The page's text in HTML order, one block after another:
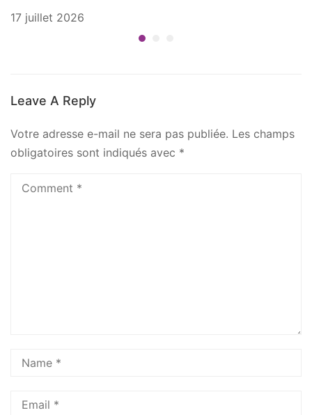
17 juillet 2026
Leave A Reply
Votre adresse e-mail ne sera pas publiée. Les champs
obligatoires sont indiqués avec *